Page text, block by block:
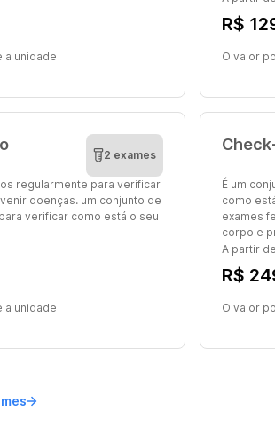
a unidade
R$
O valor
2 exames
regularmente para verificar
doenças. um conjunto de
verificar como está o seu
a unidade
É um
como
exames
corpo e
A partir
R$
O valor